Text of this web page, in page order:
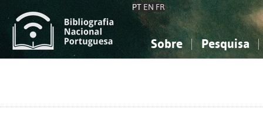
PT EN FR
Sobre Pesquisa